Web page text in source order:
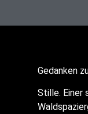
Gedan­ken
Stil­le. Einer